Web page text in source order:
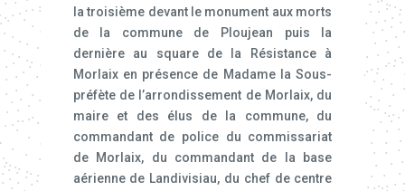
la troisième devant le monument aux morts
de la commune de Ploujean puis la
dernière au square de la Résistance à
Morlaix en présence de Madame la Sous-
préfète de l’arrondissement de Morlaix, du
maire et des élus de la commune, du
commandant de police du commissariat
de Morlaix, du commandant de la base
aérienne de Landivisiau, du chef de centre